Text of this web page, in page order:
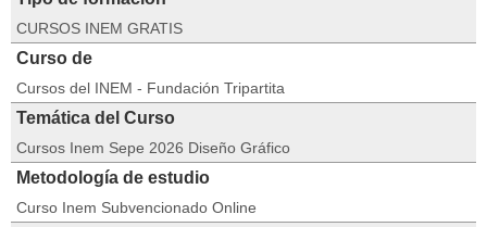
CURSOS INEM GRATIS
Curso de
Cursos del INEM - Fundación Tripartita
Temática del Curso
Cursos Inem Sepe 2026 Diseño Gráfico
Metodología de estudio
Curso Inem Subvencionado Online